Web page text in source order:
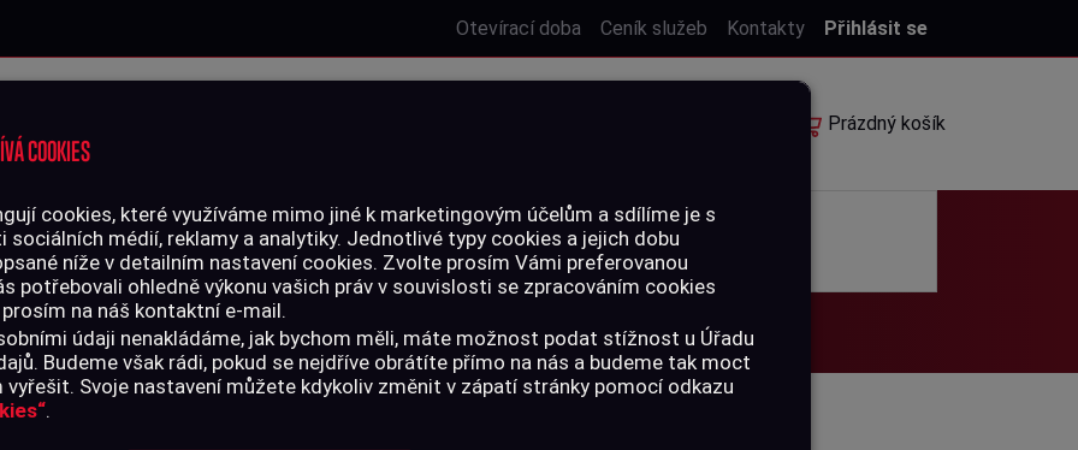
COOKIES
cookies, které využíváme mimo jiné k marketingovým účelům a sdílíme je s
sociálních médií, reklamy a analytiky. Jednotlivé typy cookies a jejich dobu
níže v detailním nastavení cookies. Zvolte prosím Vámi preferovanou
potřebovali ohledně výkonu vašich práv v souvislosti se zpracováním cookies
na náš kontaktní e-mail.
údaji nenakládáme, jak bychom měli, máte možnost podat stížnost u Úřadu
Budeme však rádi, pokud se nejdříve obrátíte přímo na nás a budeme tak moct
vyřešit. Svoje nastavení můžete kdykoliv změnit v zápatí stránky pomocí odkazu
.
Otevírací doba Ceník služeb Kontakty Přihlásit se
Prázdný košík
PŘÍSLUŠENSTVÍ POUKAZY